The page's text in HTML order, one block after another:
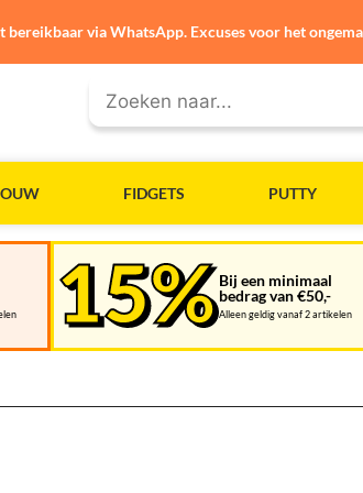
FIDGETS PUTTY
Bij een minimaal
bedrag van €50,-
Alleen geldig vanaf 2 artikelen
via WhatsApp. Excuses voor het